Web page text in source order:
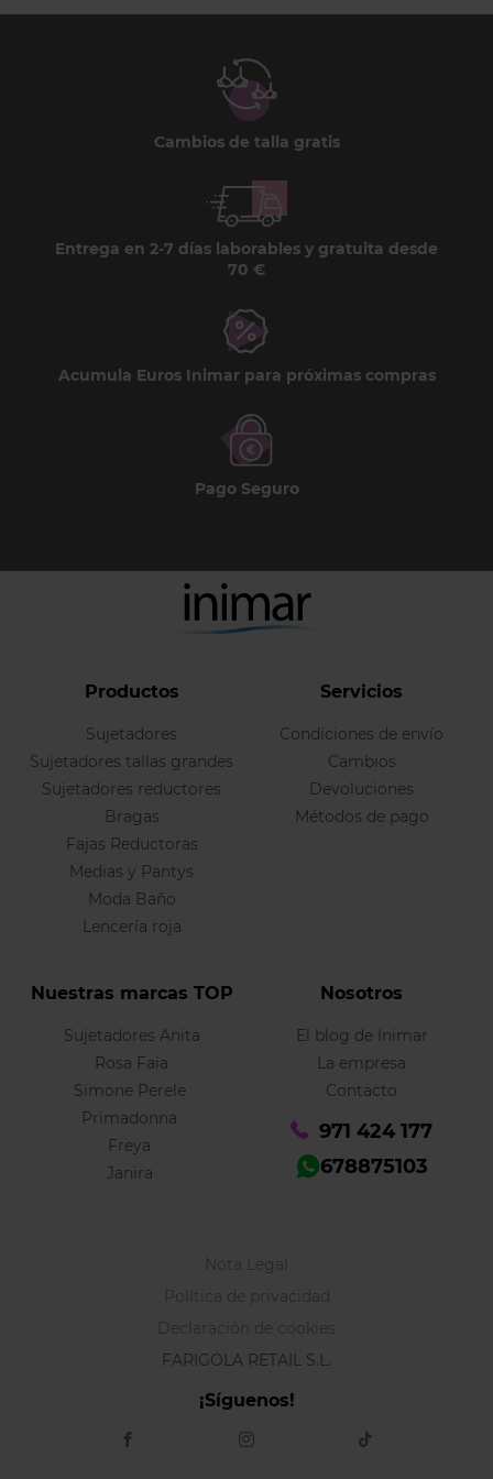
Cambios de talla gratis
Entrega en 2-7 días laborables y gratuita desde
70 €
Acumula Euros Inimar para próximas compras
Pago Seguro
Productos
Sujetadores
Sujetadores tallas grandes
Sujetadores reductores
Bragas
Fajas Reductoras
Medias y Pantys
Moda Baño
Lencería roja
Servicios
Condiciones de envío
Cambios
Devoluciones
Métodos de pago
Nuestras marcas TOP
Sujetadores Anita
Rosa Faia
Simone Perele
Primadonna
Freya
Janira
Nosotros
El blog de Inimar
La empresa
Contacto
971 424 177
678875103
Nota Legal
Política de privacidad
Declaración de cookies
FARIGOLA RETAIL S.L.
¡Síguenos!